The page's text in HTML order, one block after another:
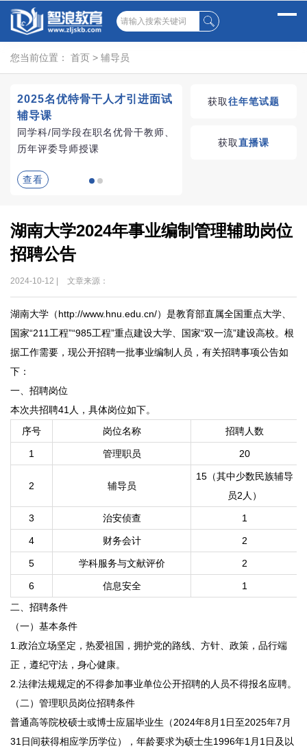
您当前位置： 首页 > 辅导员
2025名优特骨干人才引进面试
辅导课
同学科/同学段在职名优骨干教师、
历年评委导师授课
查看
湖南教师招聘考试优
获取往年笔试题
获取直播课
湖南大学2024年事业编制管理辅助岗位
招聘公告
2024-10-12 | 文章来源：
湖南大学（http://www.hnu.edu.cn/）是教育部直属全国重点大学、
国家“211工程”“985工程”重点建设大学、国家“双一流”建设高校。根
据工作需要，现公开招聘一批事业编制人员，有关招聘事项公告如
下：
一、招聘岗位
本次共招聘41人，具体岗位如下。
序号
岗位名称 招聘人数
1 管理职员 20
2 辅导员
15（其中少数民族辅导
员2人）
3 治安侦查 1
4 财务会计 2
5 学科服务与文献评价 2
6 信息安全
1
二、招聘条件
（一）基本条件
1.政治立场坚定，热爱祖国，拥护党的路线、方针、政策，品行端
正，遵纪守法，身心健康。
2.法律法规规定的不得参加事业单位公开招聘的人员不得报名应聘。
（二）管理职员岗位招聘条件
普通高等院校硕士或博士应届毕业生（2024年8月1日至2025年7月
31日间获得相应学历学位），年龄要求为硕士生1996年1月1日及以